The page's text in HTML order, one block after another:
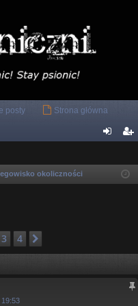
posty Strona główna
ej
si
okoliczności
3 4